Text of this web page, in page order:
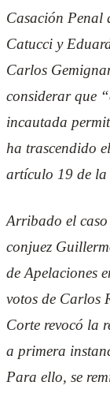
Casación Penal
Catucci y
Carlos
considerar que
incautada
ha trascendido
artículo 19 de la
Arribado el
conjuez
de Apelaciones
votos de Carlos
Corte revocó la
a primera
Para ello, se